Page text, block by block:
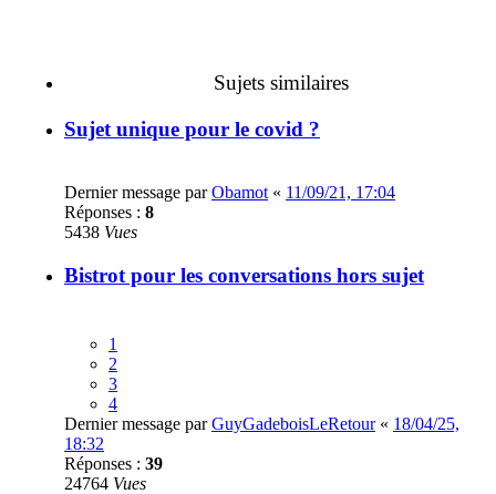
Sujets similaires
Sujet unique pour le covid ?
Dernier message parObamot « 11/09/21, 17:04
Réponses : 8
5438 Vues
Bistrot pour les conversations hors sujet
1
2
3
4
Dernier message parGuyGadeboisLeRetour« 18/04/25,
18:32
Réponses : 39
24764 Vues